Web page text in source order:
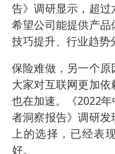
告》调研显示，超
希望公司能提供产
技巧提升、行业趋势
保险难做，另一个
大家对互联网更加
也在加速。《2022
者洞察报告》调研
上的选择，已经表
好。